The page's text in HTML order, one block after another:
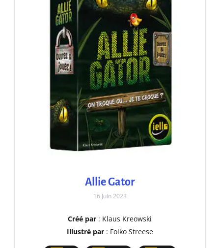
Allie Gator
16 Juin 2023
Créé par : Klaus Kreowski
Illustré par: Folko Streese